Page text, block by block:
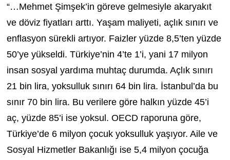
“…Mehmet Şimşek’in göreve gelmesiyle akaryakıt
ve döviz fiyatları arttı. Yaşam maliyeti, açlık sınırı ve
enflasyon sürekli artıyor. Faizler yüzde 8,5’ten yüzde
50’ye yükseldi. Türkiye’nin 4’te 1’i, yani 17 milyon
insan sosyal yardıma muhtaç durumda. Açlık sınırı
21 bin lira, yoksulluk sınırı 64 bin lira. İstanbul’da bu
sınır 70 bin lira. Bu verilere göre halkın yüzde 45’i
aç, yüzde 85’i ise yoksul. OECD raporuna göre,
Türkiye’de 6 milyon çocuk yoksulluk yaşıyor. Aile ve
Sosyal Hizmetler Bakanlığı ise 5,4 milyon çocuğa